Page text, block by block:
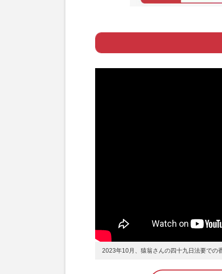
Page 1 ー 地上波が難し
2023年10月、猿翁さんの四十九日法要での